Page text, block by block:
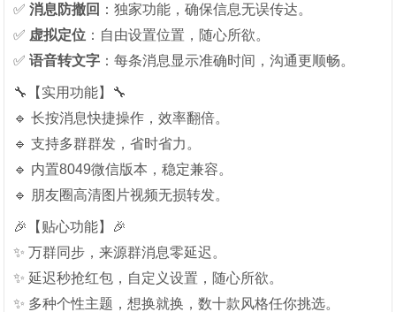
✅ ‌消息防撤回 ‌：独家功能，确保信息无误传达。
✅ ‌ 虚拟定位 ‌：自由设置位置，随心所欲。
✅ ‌语音转文字 ‌：每条消息显示准确时间，沟通更顺畅。
🔧【实用功能】🔧
🔹 长按消息快捷操作，效率翻倍。
🔹 支持多群群发，省时省力。
🔹 内置8049微信版本，稳定兼容。
🔹 朋友圈高清图片视频无损转发。
🎉【贴心功能】🎉
✨ 万群同步，来源群消息零延迟。
✨ 延迟秒抢红包，自定义设置，随心所欲。
✨ 多种个性主题，想换就换，数十款风格任你挑选。